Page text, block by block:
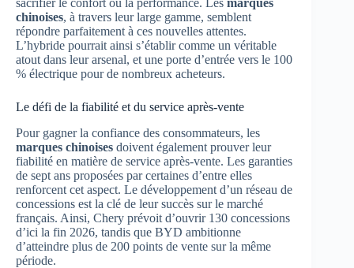
sacrifier le confort ou la performance. Les marques
chinoises, à travers leur large gamme, semblent
répondre parfaitement à ces nouvelles attentes.
L’hybride pourrait ainsi s’établir comme un véritable
atout dans leur arsenal, et une porte d’entrée vers le 100
% électrique pour de nombreux acheteurs.
Le défi de la fiabilité et du service après-vente
Pour gagner la confiance des consommateurs, les
marques chinoises doivent également prouver leur
fiabilité en matière de service après-vente. Les garanties
de sept ans proposées par certaines d’entre elles
renforcent cet aspect. Le développement d’un réseau de
concessions est la clé de leur succès sur le marché
français. Ainsi, Chery prévoit d’ouvrir 130 concessions
d’ici la fin 2026, tandis que BYD ambitionne
d’atteindre plus de 200 points de vente sur la même
période.